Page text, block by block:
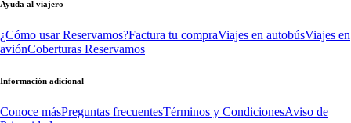
Ayuda al viajero
¿Cómo usar Reservamos?Factura tu compraViajes en autobúsViajes en
aviónCoberturas Reservamos
Información adicional
Conoce másPreguntas frecuentesTérminos y CondicionesAviso de